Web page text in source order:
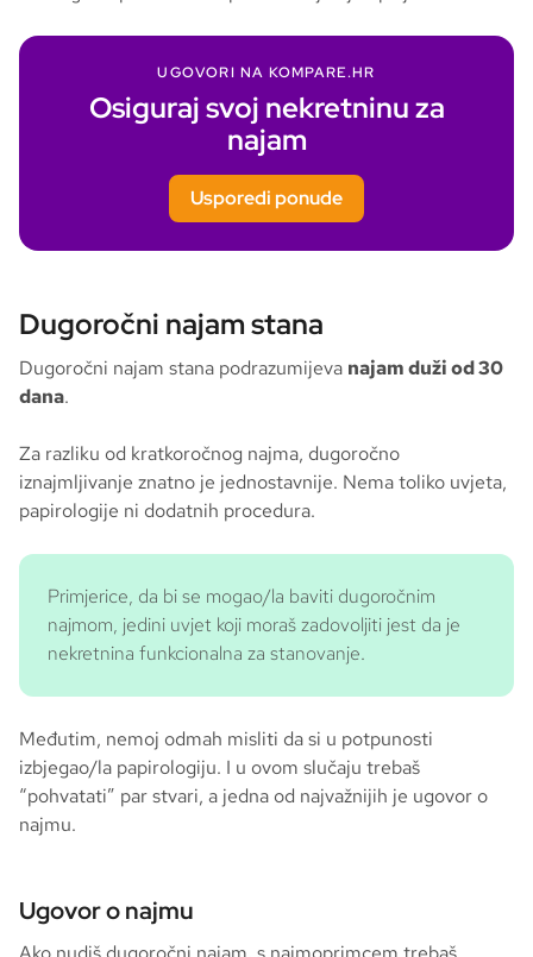
UGOVORI NA KOMPARE.HR
Osiguraj svoj nekretninu za
najam
Usporedi ponude
Dugoročni najam stana
Dugoročni najam stana podrazumijeva najam duži od 30
dana.
Za razliku od kratkoročnog najma, dugoročno
iznajmljivanje znatno je jednostavnije. Nema toliko uvjeta,
papirologije ni dodatnih procedura.
Primjerice, da bi se mogao/la baviti dugoročnim
najmom, jedini uvjet koji moraš zadovoljiti jest da je
nekretnina funkcionalna za stanovanje.
Međutim, nemoj odmah misliti da si u potpunosti
izbjegao/la papirologiju. I u ovom slučaju trebaš
“pohvatati” par stvari, a jedna od najvažnijih je ugovor o
najmu.
Ugovor o najmu